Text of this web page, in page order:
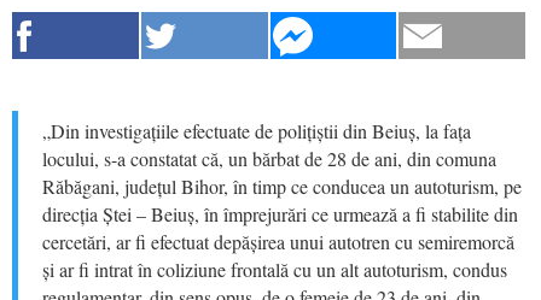
„Din investigațiile efectuate de polițiștii din Beiuș, la fața
locului, s-a constatat că, un bărbat de 28 de ani, din comuna
Răbăgani, județul Bihor, în timp ce conducea un autoturism, pe
direcția Ștei – Beiuș, în împrejurări ce urmează a fi stabilite din
cercetări, ar fi efectuat depășirea unui autotren cu semiremorcă
și ar fi intrat în coliziune frontală cu un alt autoturism, condus